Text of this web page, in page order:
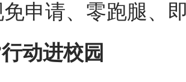
免申请、零跑腿、
动进校园